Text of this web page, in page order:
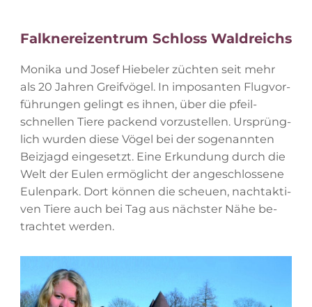
Falk­ne­rei­zen­trum Schloss Wald­reichs
Mo­ni­ka und Jo­sef Hie­be­ler züch­ten seit mehr
als 20 Jah­ren Greif­vö­gel. In im­po­san­ten Flug­vor­
füh­run­gen ge­lingt es ih­nen, über die pfeil­
schnel­len Tie­re pa­ckend vor­zu­stel­len. Ur­sprüng­
lich wur­den die­se Vö­gel bei der so­ge­nann­ten
Beiz­jagd ein­ge­setzt. Eine Er­kun­dung durch die
Welt der Eu­len er­mög­licht der an­ge­schlos­se­ne
Eu­len­park. Dort kön­nen die scheu­en, nacht­ak­ti­
ven Tie­re auch bei Tag aus nächs­ter Nähe be­
trach­tet werden.